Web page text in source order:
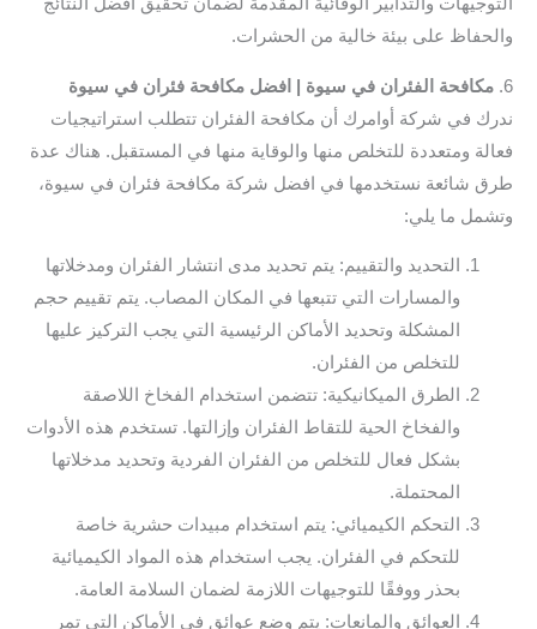
والحفاظ على بيئة خالية من الحشرات.
6. مكافحة الفئران في سيوة | افضل مكافحة فئران في سيوة
ندرك في شركة أوامرك أن مكافحة الفئران تتطلب استراتيجيات
فعالة ومتعددة للتخلص منها والوقاية منها في المستقبل. هناك عدة
طرق شائعة نستخدمها في افضل شركة مكافحة فئران في سيوة،
وتشمل ما يلي:
التحديد والتقييم: يتم تحديد مدى انتشار الفئران ومدخلاتها
والمسارات التي تتبعها في المكان المصاب. يتم تقييم حجم
المشكلة وتحديد الأماكن الرئيسية التي يجب التركيز عليها
للتخلص من الفئران.
الطرق الميكانيكية: تتضمن استخدام الفخاخ اللاصقة
والفخاخ الحية للتقاط الفئران وإزالتها. تستخدم هذه الأدوات
بشكل فعال للتخلص من الفئران الفردية وتحديد مدخلاتها
المحتملة.
التحكم الكيميائي: يتم استخدام مبيدات حشرية خاصة
للتحكم في الفئران. يجب استخدام هذه المواد الكيميائية
بحذر ووفقًا للتوجيهات اللازمة لضمان السلامة العامة.
العوائق والمانعات: يتم وضع عوائق في الأماكن التي تمر